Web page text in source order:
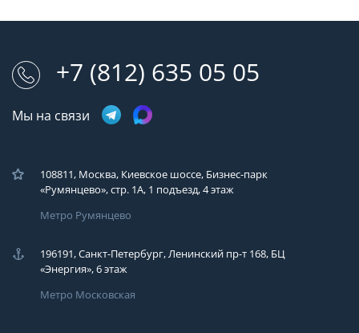
+7 (812) 635 05 05
Мы на связи
108811, Москва, Киевское шоссе, Бизнес-парк
«Румянцево», стр. 1А, 1 подъезд, 4 этаж
Метро Румянцево
196191, Санкт-Петербург, Ленинский пр-т 168, БЦ
«Энергия», 6 этаж
Метро Московская